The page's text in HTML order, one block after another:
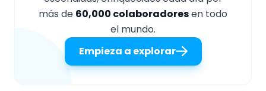
más de 60,000 colaboradoresen todo
el mundo.
Empieza a explorar